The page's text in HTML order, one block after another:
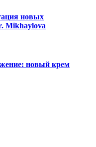
новых
Mikhaylova
новый крем